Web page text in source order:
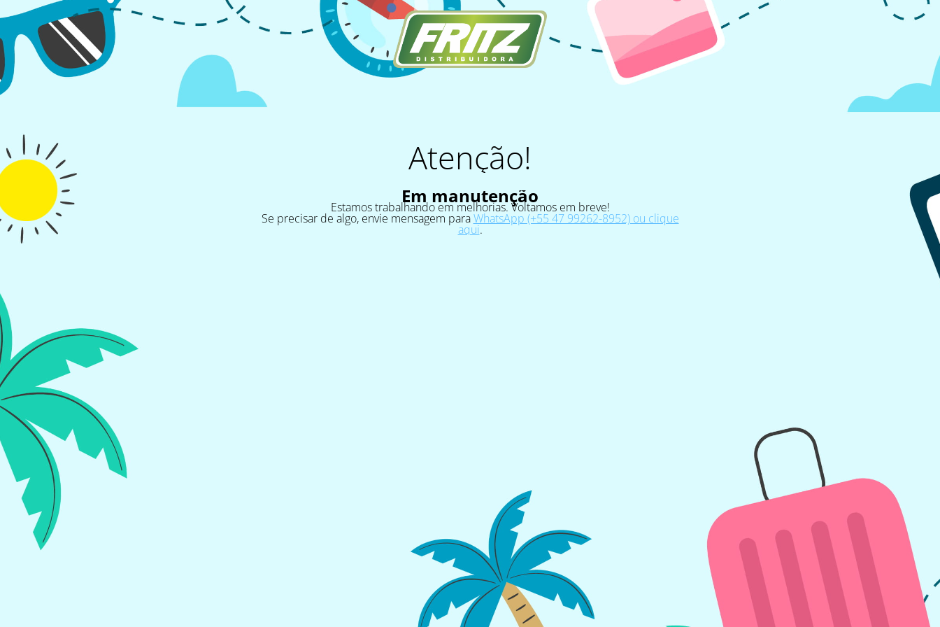
Atenção!
Em manutenção
Estamos trabalhando em melhorias. Voltamos em breve!
Se precisar de algo, envie mensagem paraWhatsApp (+55 47 99262-8952) ou clique
aqui.